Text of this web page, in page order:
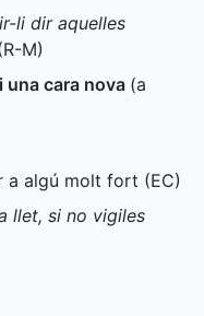
li dir aquelles
R-M)
una cara nova (a
a algú molt fort (EC)
llet, si no vigiles